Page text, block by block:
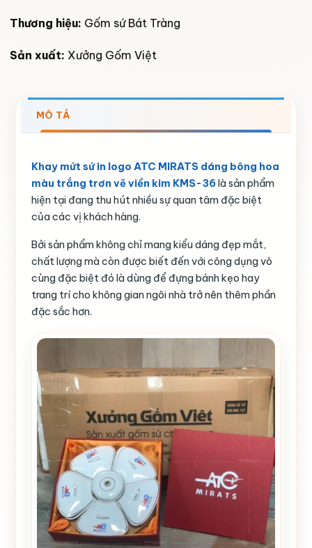
Thương hiệu: Gốm sứ Bát Tràng
Sản xuất: Xưởng Gốm Việt
MÔ TẢ
Khay mứt sứ in logo ATC MIRATS dáng bông hoa
màu trắng trơn vẽ viền kim KMS-36là sản phẩm
hiện tại đang thu hút nhiều sự quan tâm đặc biệt
của các vị khách hàng.
Bởi sản phẩm không chỉ mang kiểu dáng đẹp mắt,
chất lượng mà còn được biết đến với công dụng vô
cùng đặc biệt đó là dùng để đựng bánh kẹo hay
trang trí cho không gian ngôi nhà trở nên thêm phần
đặc sắc hơn.